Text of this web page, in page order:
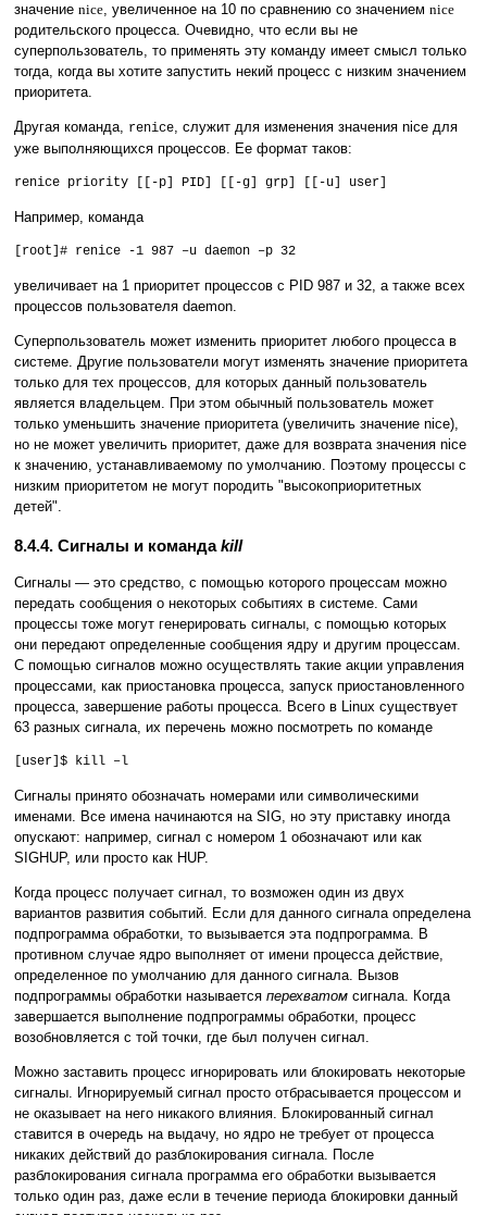
значение nice, увеличенное на 10 по сравнению со значением nice
родительского процесса. Очевидно, что если вы не
суперпользователь, то применять эту команду имеет смысл только
тогда, когда вы хотите запустить некий процесс с низким значением
приоритета.
Другая команда, renice, служит для изменения значения nice для
уже выполняющихся процессов. Ее формат таков:
renice priority [[-p] PID] [[-g] grp] [[-u] user]
Например, команда
[root]# renice -1 987 –u daemon –p 32
увеличивает на 1 приоритет процессов с PID 987 и 32, а также всех
процессов пользователя daemon.
Суперпользователь может изменить приоритет любого процесса в
системе. Другие пользователи могут изменять значение приоритета
только для тех процессов, для которых данный пользователь
является владельцем. При этом обычный пользователь может
только уменьшить значение приоритета (увеличить значение nice),
но не может увеличить приоритет, даже для возврата значения nice
к значению, устанавливаемому по умолчанию. Поэтому процессы с
низким приоритетом не могут породить "высокоприоритетных
детей".
8.4.4. Сигналы и командаkill
Сигналы — это средство, с помощью которого процессам можно
передать сообщения о некоторых событиях в системе. Сами
процессы тоже могут генерировать сигналы, с помощью которых
они передают определенные сообщения ядру и другим процессам.
С помощью сигналов можно осуществлять такие акции управления
процессами, как приостановка процесса, запуск приостановленного
процесса, завершение работы процесса. Всего в Linux существует
63 разных сигнала, их перечень можно посмотреть по команде
[user]$ kill –l
Сигналы принято обозначать номерами или символическими
именами. Все имена начинаются на SIG, но эту приставку иногда
опускают: например, сигнал с номером 1 обозначают или как
SIGHUP, или просто как HUP.
Когда процесс получает сигнал, то возможен один из двух
вариантов развития событий. Если для данного сигнала определена
подпрограмма обработки, то вызывается эта подпрограмма. В
противном случае ядро выполняет от имени процесса действие,
определенное по умолчанию для данного сигнала. Вызов
подпрограммы обработки называется перехватом сигнала. Когда
завершается выполнение подпрограммы обработки, процесс
возобновляется с той точки, где был получен сигнал.
Можно заставить процесс игнорировать или блокировать некоторые
сигналы. Игнорируемый сигнал просто отбрасывается процессом и
не оказывает на него никакого влияния. Блокированный сигнал
ставится в очередь на выдачу, но ядро не требует от процесса
никаких действий до разблокирования сигнала. После
разблокирования сигнала программа его обработки вызывается
только один раз, даже если в течение периода блокировки данный